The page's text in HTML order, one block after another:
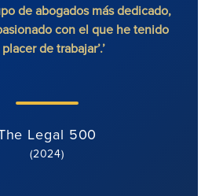
de abogados más dedicado,
con el que he tenido
de trabajar’.’
Legal 500
(2024)